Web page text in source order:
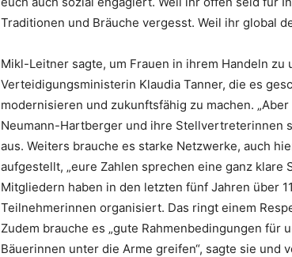
Traditionen und Bräuche vergesst. Weil ihr global
Mikl-Leitner sagte, um Frauen in ihrem Handeln
Verteidigungsministerin Klaudia Tanner, die es
modernisieren und zukunftsfähig zu machen.
Neumann-Hartberger und ihre Stellvertreterinnen
aus. Weiters brauche es starke Netzwerke, auch
aufgestellt, „eure Zahlen sprechen eine ganz
Mitgliedern haben in den letzten fünf Jahren über
Teilnehmerinnen organisiert. Das ringt einem
Zudem brauche es „gute Rahmenbedingungen für
Bäuerinnen unter die Arme greifen“, sagte sie und